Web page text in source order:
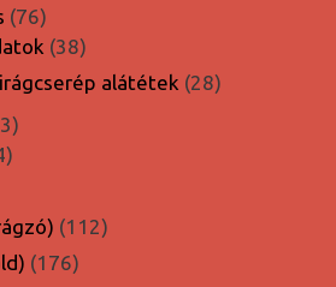
7676
termék
3838
termék
alátétek 2828
1253
termék
4
112112
176176